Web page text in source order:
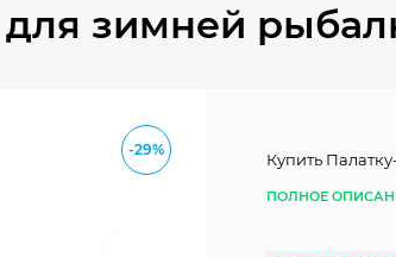
для зимней
-29%
Купить
ПОЛНОЕ